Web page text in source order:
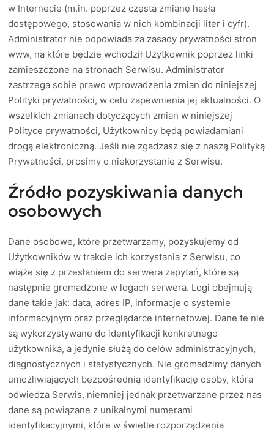
w Internecie (m.in. poprzez częstą zmianę hasła
dostępowego, stosowania w nich kombinacji liter i cyfr).
Administrator nie odpowiada za zasady prywatności stron
www, na które będzie wchodził Użytkownik poprzez linki
zamieszczone na stronach Serwisu. Administrator
zastrzega sobie prawo wprowadzenia zmian do niniejszej
Polityki prywatności, w celu zapewnienia jej aktualności. O
wszelkich zmianach dotyczących zmian w niniejszej
Polityce prywatności, Użytkownicy będą powiadamiani
drogą elektroniczną. Jeśli nie zgadzasz się z naszą Polityką
Prywatności, prosimy o niekorzystanie z Serwisu.
Źródło pozyskiwania danych
osobowych
Dane osobowe, które przetwarzamy, pozyskujemy od
Użytkowników w trakcie ich korzystania z Serwisu, co
wiąże się z przesłaniem do serwera zapytań, które są
następnie gromadzone w logach serwera. Logi obejmują
dane takie jak: data, adres IP, informacje o systemie
informacyjnym oraz przeglądarce internetowej. Dane te nie
są wykorzystywane do identyfikacji konkretnego
użytkownika, a jedynie służą do celów administracyjnych,
diagnostycznych i statystycznych. Nie gromadzimy danych
umożliwiających bezpośrednią identyfikację osoby, która
odwiedza Serwis, niemniej jednak przetwarzane przez nas
dane są powiązane z unikalnymi numerami
identyfikacyjnymi, które w świetle rozporządzenia